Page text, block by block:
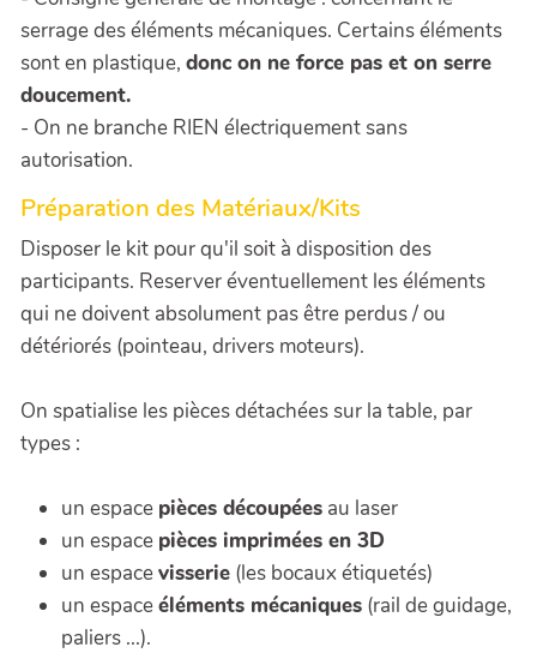
serrage des éléments mécaniques. Certains éléments
sont en plastique, donc on ne force pas et on serre
doucement.
- On ne branche RIEN électriquement sans
autorisation.
Préparation des Matériaux/Kits
Disposer le kit pour qu'il soit à disposition des
participants. Reserver éventuellement les éléments
qui ne doivent absolument pas être perdus / ou
détériorés (pointeau, drivers moteurs).
On spatialise les pièces détachées sur la table, par
types :
un espace pièces découpées au laser
un espace pièces imprimées en 3D
un espacevisserie (les bocaux étiquetés)
un espaceéléments mécaniques (rail de guidage,
paliers ...).